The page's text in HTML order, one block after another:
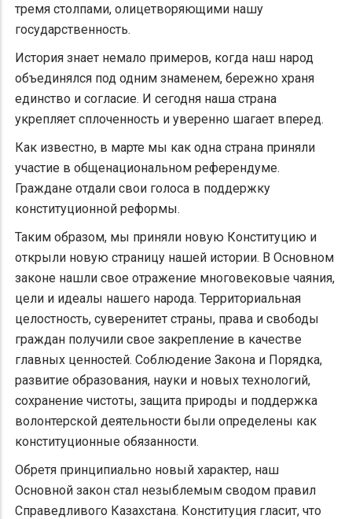
тремя столпами, олицетворяющими нашу
государственность.
История знает немало примеров, когда наш народ
объединялся под одним знаменем, бережно храня
единство и согласие. И сегодня наша страна
укрепляет сплоченность и уверенно шагает вперед.
Как известно, в марте мы как одна страна приняли
участие в общенациональном референдуме.
Граждане отдали свои голоса в поддержку
конституционной реформы.
Таким образом, мы приняли новую Конституцию и
открыли новую страницу нашей истории. В Основном
законе нашли свое отражение многовековые чаяния,
цели и идеалы нашего народа. ​Территориальная
целостность, суверенитет страны, права и свободы
граждан получили свое закрепление в качестве
главных ценностей. Соблюдение Закона и Порядка,
развитие образования, науки и новых технологий,
сохранение чистоты, защита природы и поддержка
волонтерской деятельности были определены как
конституционные обязанности.
Обретя принципиально новый характер, наш
Основной закон стал незыблемым сводом правил
Справедливого Казахстана. Конституция гласит, что